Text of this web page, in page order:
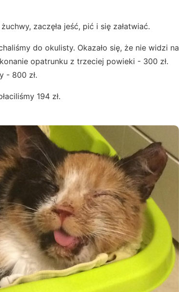
zaczęła jeść, pić i się załatwiać.
do okulisty. Okazało się, że nie widzi na
opatrunku z trzeciej powieki - 300 zł.
- 800 zł.
194 zł.